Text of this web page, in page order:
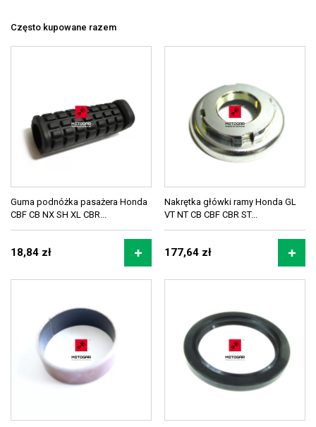
Często kupowane razem
Guma podnóżka pasażera Honda
CBF CB NX SH XL CBR...
18,84 zł
Nakrętka główki ramy Honda GL
VT NT CB CBF CBR ST...
177,64 zł